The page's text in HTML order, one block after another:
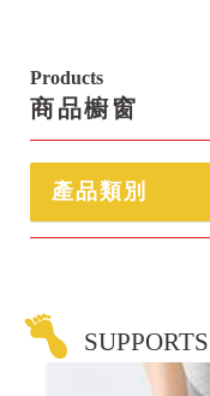
Products
商品櫥窗
產品類別